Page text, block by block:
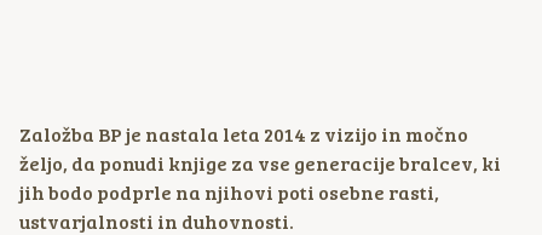
Založba BP je nastala leta 2014 z vizijo in močno
željo, da ponudi knjige za vse generacije bralcev, ki
jih bodo podprle na njihovi poti osebne rasti,
ustvarjalnosti in duhovnosti.